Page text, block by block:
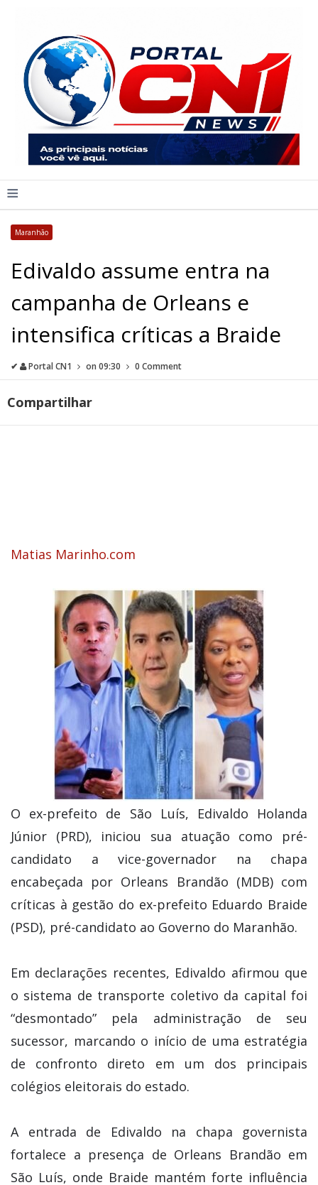
≡
Maranhão
Edivaldo assume entra na
campanha de Orleans e
intensifica críticas a Braide
✔ Portal CN1 on 09:30 0 Comment
Compartilhar
Matias Marinho.com
O ex-prefeito de São Luís, Edivaldo Holanda
Júnior (PRD), iniciou sua atuação como pré-
candidato a vice-governador na chapa
encabeçada por Orleans Brandão (MDB) com
críticas à gestão do ex-prefeito Eduardo Braide
(PSD), pré-candidato ao Governo do Maranhão.
Em declarações recentes, Edivaldo afirmou que
o sistema de transporte coletivo da capital foi
“desmontado” pela administração de seu
sucessor, marcando o início de uma estratégia
de confronto direto em um dos principais
colégios eleitorais do estado.
A entrada de Edivaldo na chapa governista
fortalece a presença de Orleans Brandão em
São Luís, onde Braide mantém forte influência